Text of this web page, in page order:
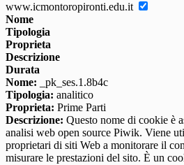
www.icmontoropironti.edu.it
Nome
Tipologia
Proprieta
Descrizione
Durata
Nome: _pk_ses.1.8b4c
Tipologia: analitico
Proprieta: Prime Parti
Descrizione: Questo nome di cookie è
analisi web open source Piwik. Viene
proprietari di siti Web a monitorare il
misurare le prestazioni del sito. È un